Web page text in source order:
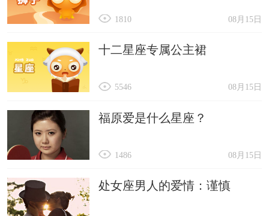
08月15日
1810
十二星座专属公主裙
08月15日
5546
福原爱是什么星座？
08月15日
1486
处女座男人的爱情：谨慎